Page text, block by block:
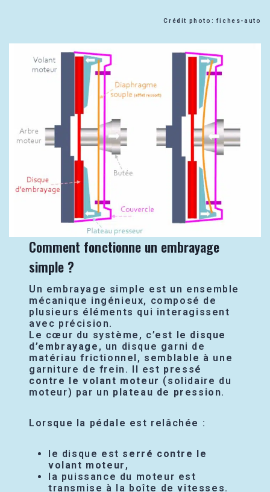
Crédit photo: fiches-auto
Comment fonctionne un embrayage
simple ?
Un embrayage simple est un ensemble
mécanique ingénieux, composé de
plusieurs éléments qui interagissent
avec précision.
Le cœur du système, c’est le disque
d’embrayage , un disque garni de
matériau frictionnel, semblable à une
garniture de frein. Il est pressé
contre le volant moteur (solidaire du
moteur) par un plateau de pression.
Lorsque la pédale est relâchée :
le disque est serré contre le
volant moteur ,
la puissance du moteur est
transmise à la boîte de vitesses.